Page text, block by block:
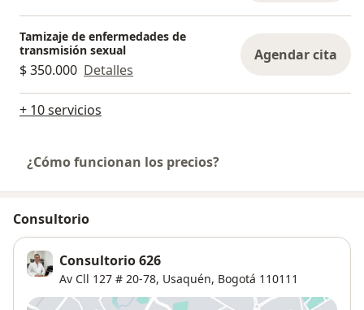
Tamizaje de enfermedades de
transmisión sexual
$ 350.000 Detalles
Agendar cita
+ 10 servicios
¿Cómo funcionan los precios?
Consultorio
Consultorio 626
Av Cll 127 # 20-78, Usaquén, Bogotá 110111